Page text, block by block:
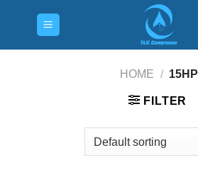
HOME / 15HP
FILTER